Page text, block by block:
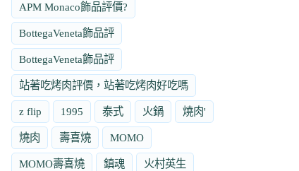
APM Monaco飾品評價?
BottegaVeneta飾品評
BottegaVeneta飾品評
站著吃烤肉評價，站著吃烤肉好吃嗎
z flip 1995 泰式 火鍋 燒肉'
燒肉 壽喜燒 MOMO
MOMO壽喜燒 鎮魂 火村英生